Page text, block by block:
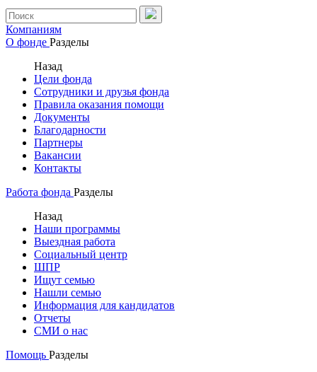
Компаниям
О фонде Разделы
Назад
Цели фонда
Сотрудники и друзья фонда
Правила оказания помощи
Документы
Благодарности
Партнеры
Вакансии
Контакты
Работа фонда Разделы
Назад
Наши программы
Выездная работа
Социальный центр
ШПР
Ищут семью
Нашли семью
Информация для кандидатов
Отчеты
СМИ о нас
Помощь Разделы